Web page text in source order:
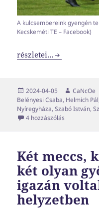
A kulcsembereink gyengén
Kecskeméti TE – Facebook)
Akkor most bajban
részletei…
Közzétéve
2024-04-05 Szerző
CaNcOe
Belényesi Csaba, Helmich Pál
Nyíregyháza,Szabó István,
4 hozzászólás
Két meccs,
két olyan
igazán
helyzetben